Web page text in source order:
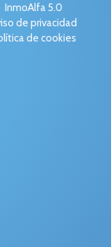
InmoAlfa 5.0
de privacidad
de cookies